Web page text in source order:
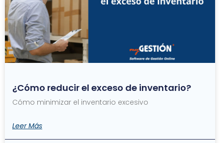
¿Cómo reducir el exceso de inventario?
Cómo minimizar el inventario excesivo
Leer Más